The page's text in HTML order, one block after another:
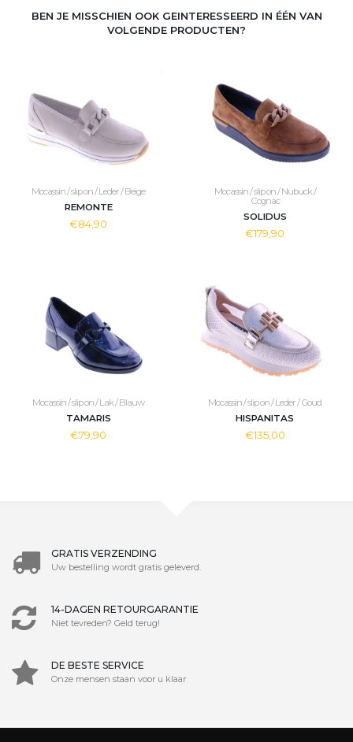
BEN JE MISSCHIEN OOK GEINTERESSEERD IN ÉÉN VAN
VOLGENDE PRODUCTEN?
Mocassin / slip on / Leder / Beige
REMONTE
€84,90
Mocassin / slip on / Nubuck /
Cognac
SOLIDUS
€179,90
Mocassin / slip on / Lak / Blauw
TAMARIS
€79,90
Mocassin / slip on / Leder / Goud
HISPANITAS
€135,00
GRATIS VERZENDING
Uw bestelling wordt gratis geleverd.
14-DAGEN RETOURGARANTIE
Niet tevreden? Geld terug!
DE BESTE SERVICE
Onze mensen staan voor u klaar